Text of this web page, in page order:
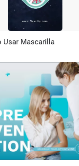
Personalizar
Usar Mascarilla